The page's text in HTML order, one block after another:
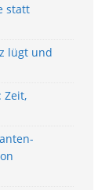
statt
lügt und
Zeit,